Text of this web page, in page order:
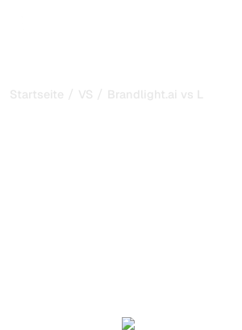
Startseite / VS / Brandlight.ai vs LLMRefs